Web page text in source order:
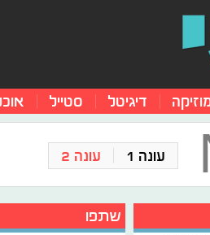
דיגיטל סטייל
עונה 1 עונה 2
שתפו